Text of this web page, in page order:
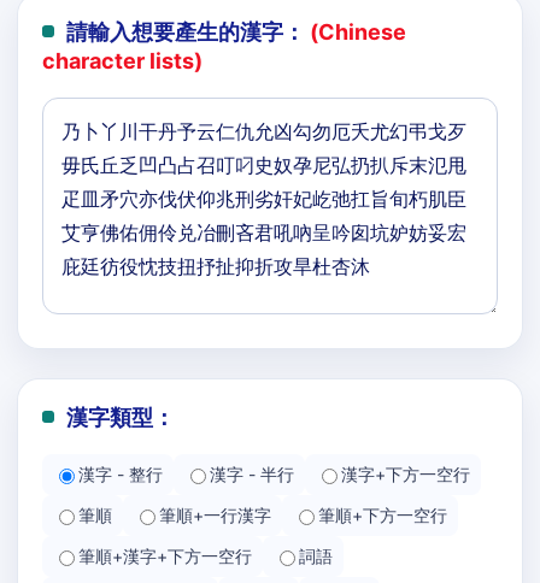
請輸入想要產生的漢字： (Chinese
character lists)
漢字類型：
漢字 - 整行 漢字 - 半行
漢字+下方一空行
筆順
筆順+一行漢字
筆順+下方一空行
筆順+漢字+下方一空行
詞語